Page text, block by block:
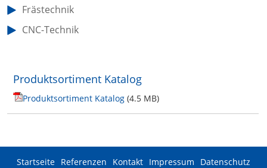
Frästechnik
CNC-Technik
Produktsortiment Katalog
Produktsortiment Katalog (4.5 MB)
Startseite Referenzen Kontakt Impressum Datenschutz